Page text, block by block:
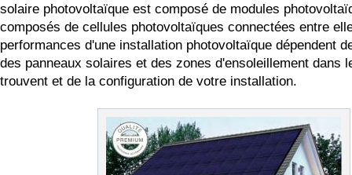
solaire photovoltaïque est composé de modules
composés de cellules photovoltaïques connectées entre
performances d'une installation photovoltaïque dépendent
des panneaux solaires et des zones d'ensoleillement dans
trouvent et de la configuration de votre installation.